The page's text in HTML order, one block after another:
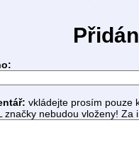
vkládejte prosím pouze
značky nebudou vloženy!